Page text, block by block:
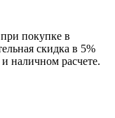
покупке в
скидка в 5%
наличном расчете.